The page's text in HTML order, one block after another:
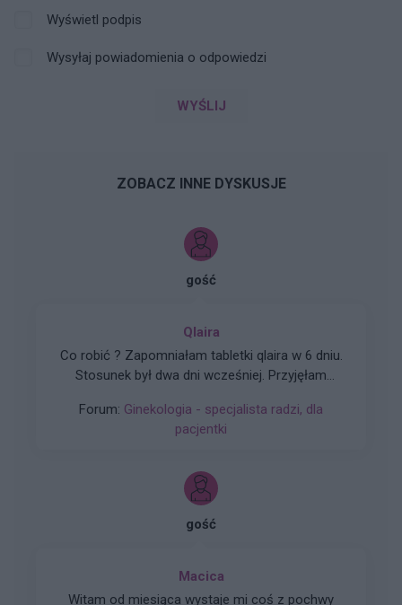
Wyświetl podpis
Wysyłaj powiadomienia o odpowiedzi
WYŚLIJ
ZOBACZ INNE DYSKUSJE
gość
Qlaira
Co robić ? Zapomniałam tabletki qlaira w 6 dniu.
Stosunek był dwa dni wcześniej. Przyjęłam
mogłam zajść w ciążę???
Forum: Ginekologia - specjalista radzi, dla
pacjentki
gość
Macica
Witam od miesiąca wystaje mi coś z pochwy